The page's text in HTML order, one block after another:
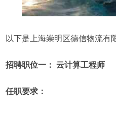
以下是上海崇明区德信物流有
招聘职位一： 云计算工程师
任职要求：